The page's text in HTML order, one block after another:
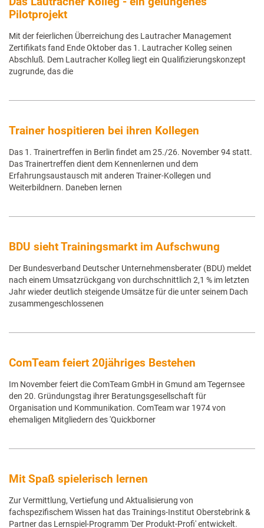
Pilotprojekt
Mit der feierlichen Überreichung des Lautracher Management
Zertifikats fand Ende Oktober das 1. Lautracher Kolleg seinen
Abschluß. Dem Lautracher Kolleg liegt ein Qualifizierungskonzept
zugrunde, das die
Trainer hospitieren bei ihren Kollegen
Das 1. Trainertreffen in Berlin findet am 25./26. November 94 statt.
Das Trainertreffen dient dem Kennenlernen und dem
Erfahrungsaustausch mit anderen Trainer-Kollegen und
Weiterbildnern. Daneben lernen
BDU sieht Trainingsmarkt im Aufschwung
Der Bundesverband Deutscher Unternehmensberater (BDU) meldet
nach einem Umsatzrückgang von durchschnittlich 2,1 % im letzten
Jahr wieder deutlich steigende Umsätze für die unter seinem Dach
zusammengeschlossenen
ComTeam feiert 20jähriges Bestehen
Im November feiert die ComTeam GmbH in Gmund am Tegernsee
den 20. Gründungstag ihrer Beratungsgesellschaft für
Organisation und Kommunikation. ComTeam war 1974 von
ehemaligen Mitgliedern des 'Quickborner
Mit Spaß spielerisch lernen
Zur Vermittlung, Vertiefung und Aktualisierung von
fachspezifischem Wissen hat das Trainings-Institut Oberstebrink &
Partner das Lernspiel-Programm 'Der Produkt-Profi' entwickelt.